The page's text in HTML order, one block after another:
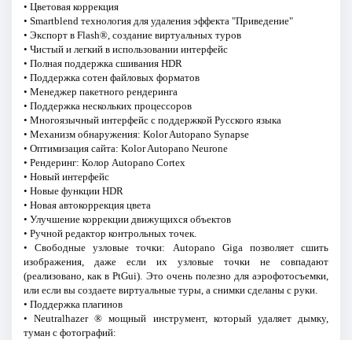
• Цветовая коррекция
• Smartblend технология для удаления эффекта "Приведение"
• Экспорт в Flash®, создание виртуальных туров
• Чистый и легкий в использовании интерфейс
• Полная поддержка сшивания HDR
• Поддержка сотен файловых форматов
• Менеджер пакетного рендеринга
• Поддержка нескольких процессоров
• Многоязычный интерфейс с поддержкой Русского языка
• Механизм обнаружения: Kolor Autopano Synapse
• Оптимизация сайта: Kolor Autopano Neurone
• Рендеринг: Колор Autopano Cortex
• Новый интерфейс
• Новые функции HDR
• Новая автокоррекция цвета
• Улучшение коррекции движущихся объектов
• Ручной редактор контрольных точек.
• Свободные узловые точки: Autopano Giga позволяет сшить
изображения, даже если их узловые точки не совпадают
(реализовано, как в PtGui). Это очень полезно для аэрофотосъемки,
или если вы создаете виртуальные туры, а снимки сделаны с руки.
• Поддержка плагинов
• Neutralhazer ® мощный инструмент, который удаляет дымку,
туман с фотографий: